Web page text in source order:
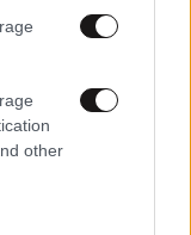
other